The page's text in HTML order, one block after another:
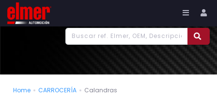
Home CARROCERÍA Calandras